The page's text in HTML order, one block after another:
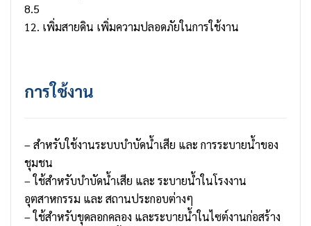
8.5
12. เพิ่มสายดิน เพิ่มความปลอดภัยในการใช้งาน
การใช้งาน
– สำหรับใช้งานระบบบำบัดน้ำเสีย และ การระบายน้ำของ
ชุมชน
– ใช้สำหรับบำบัดน้ำเสีย และ ระบายน้ำในโรงงาน
อุตสาหกรรม และ สถานประกอบต่างๆ
– ใช้สำหรับขุดลอกคลอง และระบายน้ำในไซต์งานก่อสร้าง